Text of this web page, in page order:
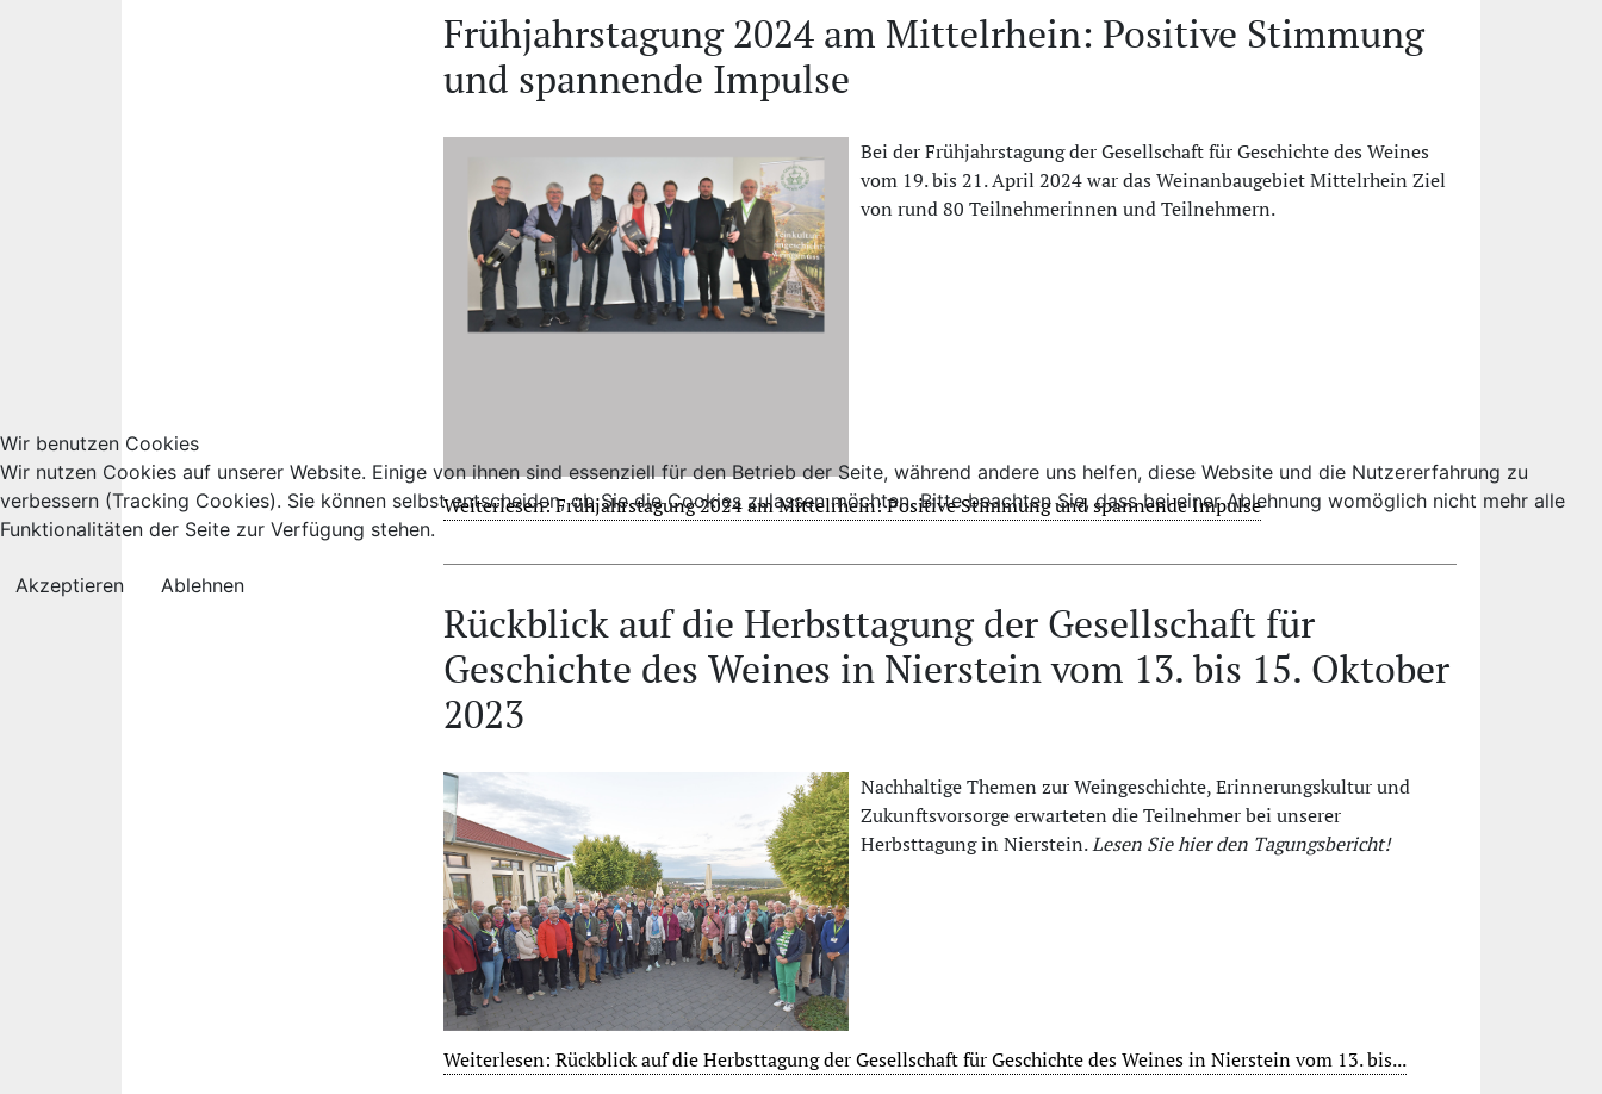
Frühjahrstagung 2024 am Mittelrhein: Positive Stimmung
und spannende Impulse
Bei der Frühjahrstagung der Gesellschaft für Geschichte des Weines
vom 19. bis 21. April 2024 war das Weinanbaugebiet Mittelrhein Ziel
von rund 80 Teilnehmerinnen und Teilnehmern.
Weiterlesen: Frühjahrstagung 2024 am Mittelrhein: Positive Stimmung und spannende Impulse
Rückblick auf die Herbsttagung der Gesellschaft für
Geschichte des Weines in Nierstein vom 13. bis 15. Oktober
2023
Nachhaltige Themen zur Weingeschichte, Erinnerungskultur und
Zukunftsvorsorge erwarteten die Teilnehmer bei unserer
Herbsttagung in Nierstein.Lesen Sie hier den Tagungsbericht!
Weiterlesen: Rückblick auf die Herbsttagung der Gesellschaft für Geschichte des Weines in Nierstein vom 13. bis...
Wir benutzen Cookies
Wir nutzen Cookies auf unserer Website. Einige von ihnen sind essenziell für den Betrieb der Seite, während andere uns helfen, diese Website und die Nutzererfahrung zu
verbessern (Tracking Cookies). Sie können selbst entscheiden, ob Sie die Cookies zulassen möchten. Bitte beachten Sie, dass bei einer Ablehnung womöglich nicht mehr alle
Funktionalitäten der Seite zur Verfügung stehen.
Akzeptieren Ablehnen